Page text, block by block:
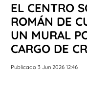
EL CENTRO
ROMÁN DE
UN MURAL
CARGO DE
Publicado 3 Jun 2026 12:46